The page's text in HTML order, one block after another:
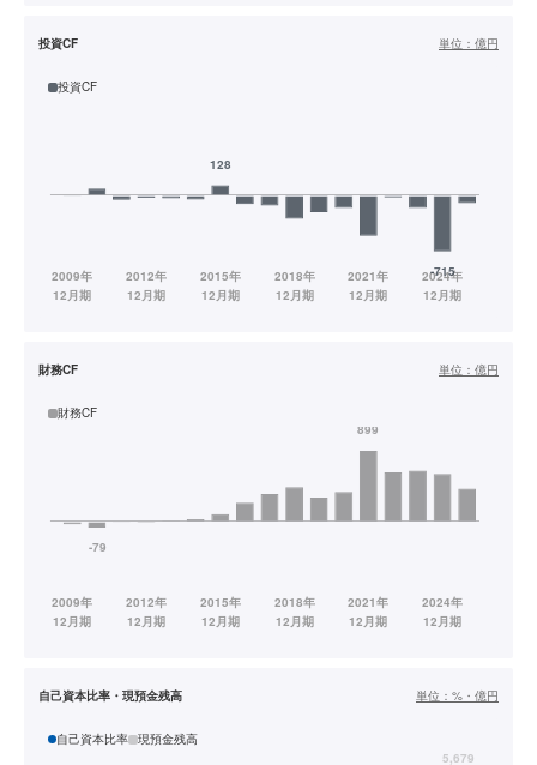
投資CF 単位： 億円
投資CF
財務CF 単位： 億円
財務CF
自己資本比率・現預金残高 単位： %・億円
自己資本比率 現預金残高